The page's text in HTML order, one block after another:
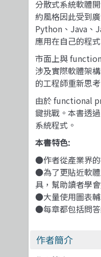
分散式系統軟體
約風格因此受到
Python、Java、
應用在自己的程
市面上與
涉及實際軟體架
的工程師重新思
由於 functional
鍵挑戰。本書透
系統程式。
本書特色:
●作者從產業界
●為了更貼近軟
具，幫助讀者學
●大量使用圖表輔
●每章都包括問答
作者簡介